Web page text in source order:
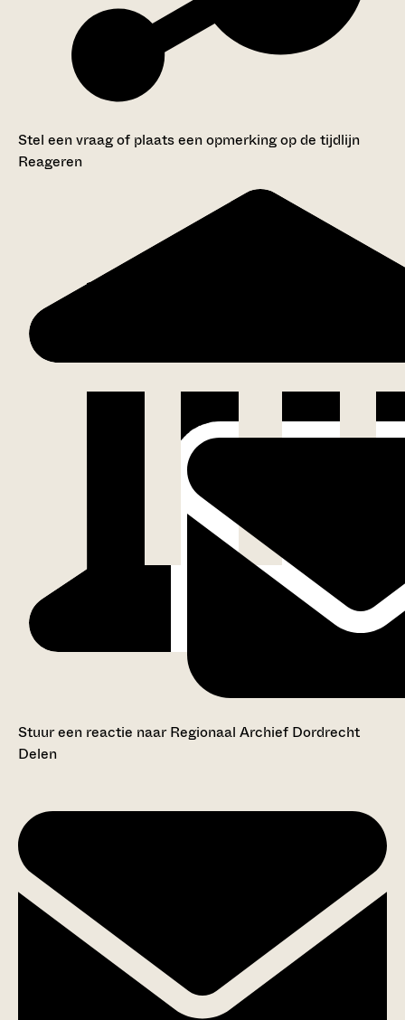
Stel een vraag of plaats een opmerking op de tijdlijn
Reageren
Stuur een reactie naar Regionaal Archief Dordrecht
Delen